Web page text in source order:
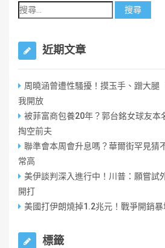
近期文章
周曉涵曾遭性騷擾！摸玉手、蹭大
我開放
被菲富商包養20年？郭台銘女球友
掏空前夫
聯準會本周會升息嗎？華爾街罕見猜
常高
美伊談判深入進行中！川普：願嘗
開打
美國打伊朗燒掉1.2兆元！戰爭開銷
標籤